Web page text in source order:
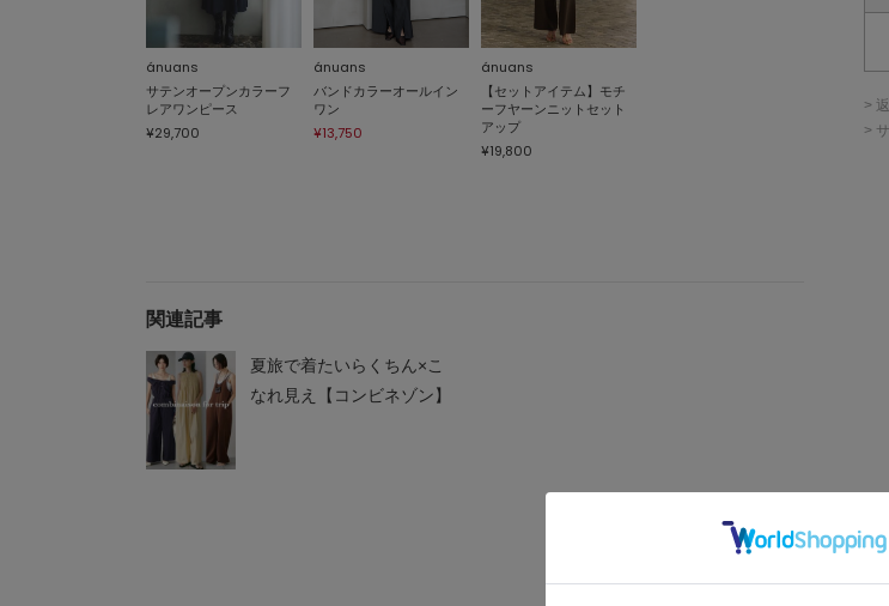
>
>
ánuans
サテンオープンカラーフ
レアワンピース
¥29,700
ánuans
バンドカラーオールイン
ワン
¥13,750
ánuans
【セットアイテム】モチ
ーフヤーンニットセット
アップ
¥19,800
関連記事
夏旅で着たいらくちん×こ
なれ見え【コンビネゾン】